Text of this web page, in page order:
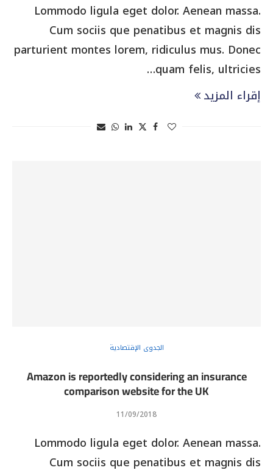
Lommodo ligula eget dolor. Aenean massa.
Cum sociis que penatibus et magnis dis
parturient montes lorem, ridiculus mus. Donec
quam felis, ultricies…
إقراء المزيد
الجدوى الإقتصادية
Amazon is reportedly considering an insurance
comparison website for the UK
11/09/2018
Lommodo ligula eget dolor. Aenean massa.
Cum sociis que penatibus et magnis dis